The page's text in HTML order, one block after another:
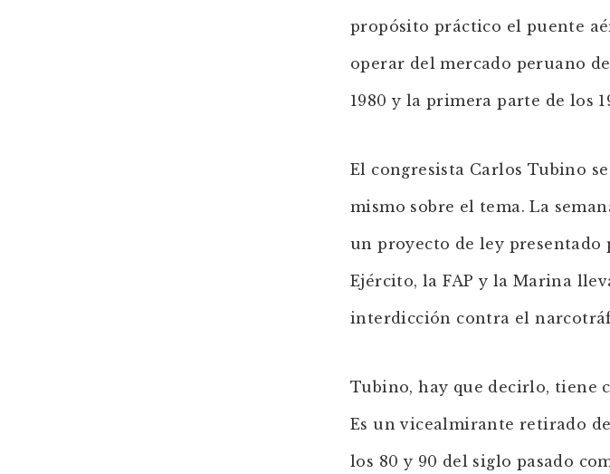
propósito práctico el puente
operar del mercado peruano
1980 y la primera parte de los
El congresista Carlos Tubino
mismo sobre el tema. La
un proyecto de ley
Ejército, la FAP y la Marina
interdicción contra el
Tubino, hay que decirlo, tiene
Es un vicealmirante retirado
los 80 y 90 del siglo pasado